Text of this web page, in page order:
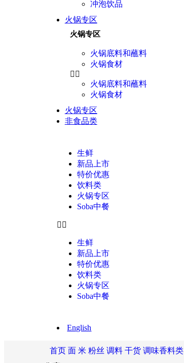
冲泡饮品
火锅专区
火锅专区
火锅底料和蘸料
火锅食材
火锅底料和蘸料
火锅食材
火锅专区
非食品类
生鲜
新品上市
特价优惠
饮料类
火锅专区
Soba中餐
生鲜
新品上市
特价优惠
饮料类
火锅专区
Soba中餐
English
首页 面 米 粉丝 调料 干货 调味香料类